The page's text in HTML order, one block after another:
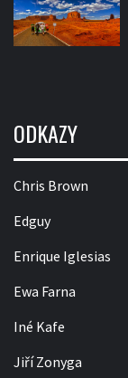
ODKAZY
Chris Brown
Edguy
Enrique Iglesias
Ewa Farna
Iné Kafe
Jiří Zonyga